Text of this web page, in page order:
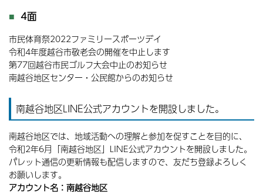
4面
市民体育祭2022ファミリースポーツデイ
令和4年度越谷市敬老会の開催を中止します
第77回越谷市民ゴルフ大会中止のお知らせ
南越谷地区センター・公民館からのお知らせ
南越谷地区LINE公式アカウントを開設しました。
南越谷地区では、地域活動への理解と参加を促すことを目的に、
令和2年6月「南越谷地区」LINE公式アカウントを開設しました。
パレット通信の更新情報も配信しますので、友だち登録よろしく
お願いします。
アカウント名：南越谷地区